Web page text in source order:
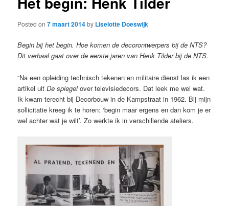
Posted on7 maart 2014by Liselotte Doeswijk
Begin bij het begin. Hoe komen de decorontwerpers bij de NTS?
Dit verhaal gaat over de eerste jaren van Henk Tilder bij de NTS.
“Na een opleiding technisch tekenen en militaire dienst las ik een
artikel uitDe spiegelover televisiedecors. Dat leek me wel wat.
Ik kwam terecht bij Decorbouw in de Kampstraat in 1962. Bij mijn
sollicitatie kreeg ik te horen: ‘begin maar ergens en dan kom je er
wel achter wat je wilt’. Zo werkte ik in verschillende ateliers.